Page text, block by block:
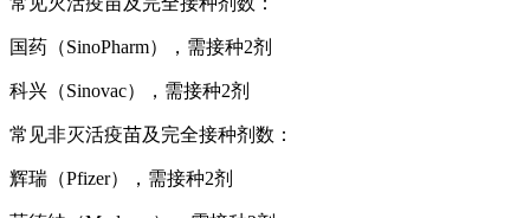
国药（SinoPharm），需接种2剂
科兴（Sinovac），需接种2剂
常见非灭活疫苗及完全接种剂数：
辉瑞（Pfizer），需接种2剂